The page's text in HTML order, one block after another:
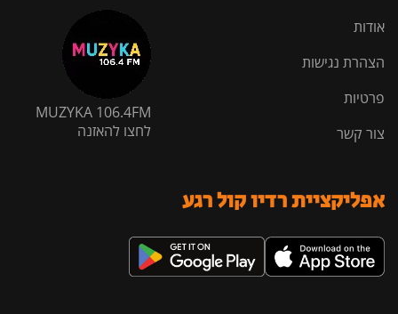
אודות
הצהרת נגישות
פרטיות
צור קשר
MUZYKA 106.4FM
לחצו להאזנה
אפליקציית רדיו קול רגע